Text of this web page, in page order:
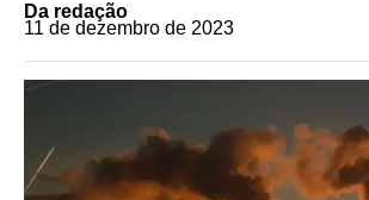
Da redação
11 de dezembro de 2023